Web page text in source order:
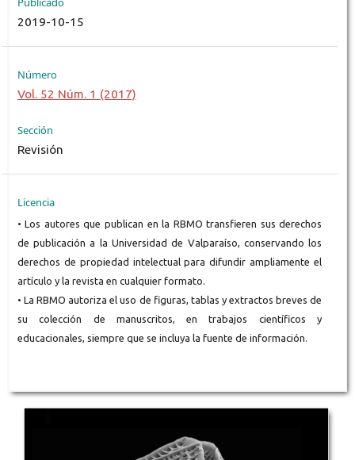
2019-10-15
Número
Vol. 52 Núm. 1 (2017)
Sección
Revisión
Licencia
• Los autores que publican en la RBMO transfieren sus derechos
de publicación a la Universidad de Valparaíso, conservando los
derechos de propiedad intelectual para difundir ampliamente el
artículo y la revista en cualquier formato.
• La RBMO autoriza el uso de figuras, tablas y extractos breves de
su colección de manuscritos, en trabajos científicos y
educacionales, siempre que se incluya la fuente de información.